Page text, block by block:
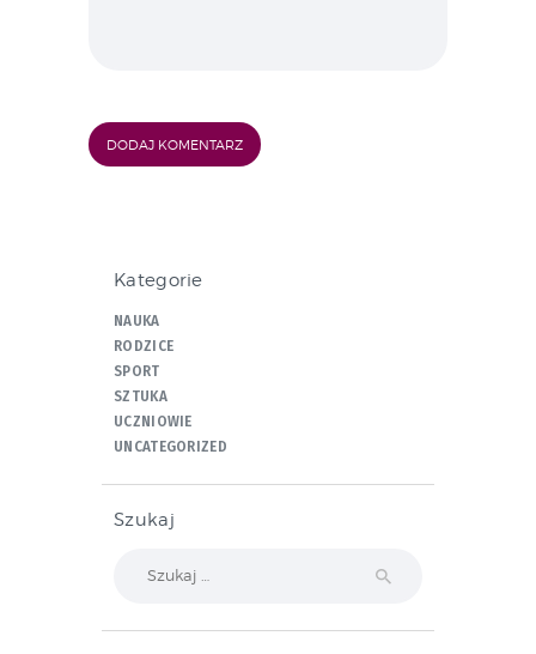
Kategorie
NAUKA
RODZICE
SPORT
SZTUKA
UCZNIOWIE
UNCATEGORIZED
Szukaj